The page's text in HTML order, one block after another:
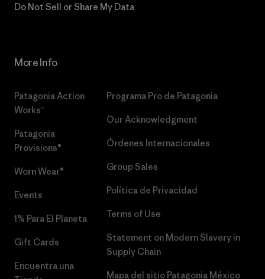
Do Not Sell or Share My Data
More Info
Patagonia Action
Works™
Patagonia
Provisions®
Worn Wear®
Events
1% Para El Planeta
Gift Cards
Encuentra una
Programa Pro de Patagonia
Our Acknowledgment
Órdenes Internacionales
Group Sales
Política de Privacidad
Terms of Use
Statement on Modern Slavery in
Supply Chain
Mapa del sitio Patagonia México